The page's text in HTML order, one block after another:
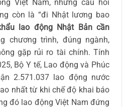
Việt Nam, nhưng câu hỏi
còn là “đi Nhật lương bao
lao động Nhật Bản cần
chương trình, đúng ngành,
gặp rủi ro tài chính. Tính
Bộ Y tế, Lao động và Phúc
2.571.037 lao động nước
nhất từ khi chế độ khai báo
đó lao động Việt Nam đứng